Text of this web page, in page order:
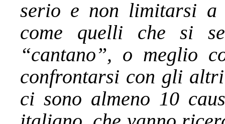
serio e non limitarsi
come quelli che si
“cantano”, o meglio
confrontarsi con gli altri
ci sono almeno 10